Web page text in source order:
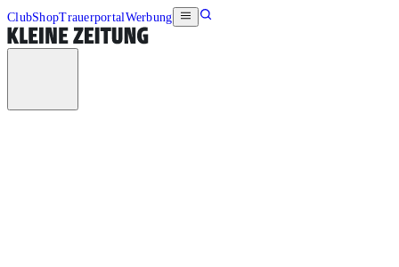
ClubShopTrauerportalWerbung